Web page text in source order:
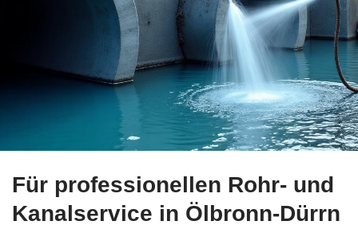
Für professionellen Rohr- und
Kanalservice in Ölbronn-Dürrn